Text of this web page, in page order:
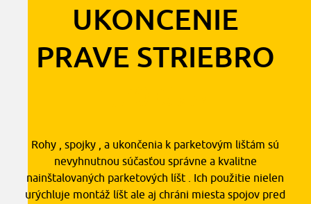
UKONCENIE
PRAVE STRIEBRO
Rohy , spojky , a ukončenia k parketovým lištám sú
nevyhnutnou súčasťou správne a kvalitne
nainštalovaných parketových líšt . Ich použitie nielen
urýchluje montáž líšt ale aj chráni miesta spojov pred